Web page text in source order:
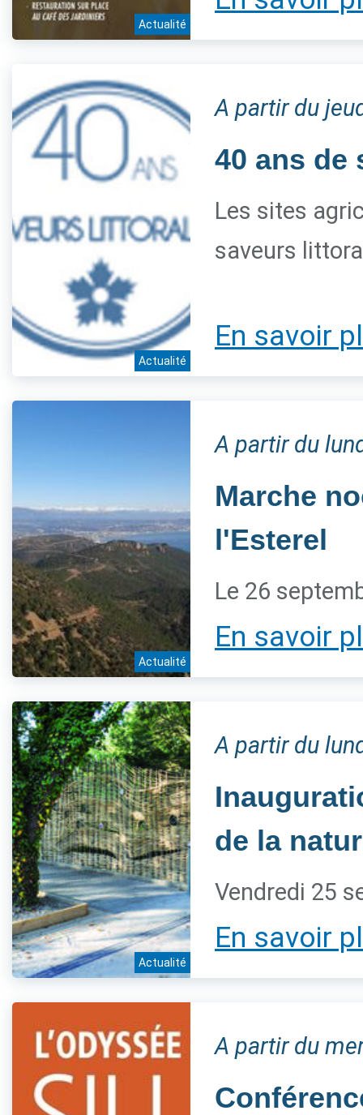
Actualité
Actualité
A partir du
40 ans de
Les sites
saveurs
En savoir
Actualité
A partir du
Marche
l'Esterel
Le 26
En savoir
Actualité
A partir du
de la
Vendredi 25
En savoir
A partir du